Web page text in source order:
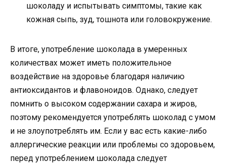
шоколаду и испытывать симптомы, такие как
кожная сыпь, зуд, тошнота или головокружение.
В итоге, употребление шоколада в умеренных
количествах может иметь положительное
воздействие на здоровье благодаря наличию
антиоксидантов и флавоноидов. Однако, следует
помнить о высоком содержании сахара и жиров,
поэтому рекомендуется употреблять шоколад с умом
и не злоупотреблять им. Если у вас есть какие-либо
аллергические реакции или проблемы со здоровьем,
перед употреблением шоколада следует